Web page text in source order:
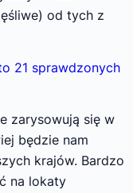
od tych z
21 sprawdzonych
zarysowują się w
będzie nam
krajów. Bardzo
na lokaty